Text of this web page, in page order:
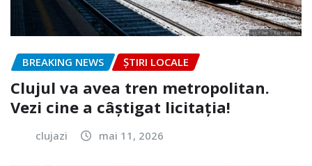
BREAKING NEWS ȘTIRI LOCALE
Clujul va avea tren metropolitan.
Vezi cine a câștigat licitația!
clujazi mai 11, 2026